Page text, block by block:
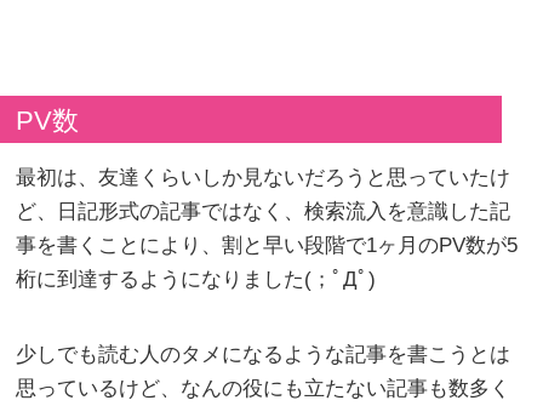
PV数
最初は、友達くらいしか見ないだろうと思っていたけ
ど、日記形式の記事ではなく、検索流入を意識した記
事を書くことにより、割と早い段階で1ヶ月のPV数が5
桁に到達するようになりました(；ﾟДﾟ)
少しでも読む人のタメになるような記事を書こうとは
思っているけど、なんの役にも立たない記事も数多く